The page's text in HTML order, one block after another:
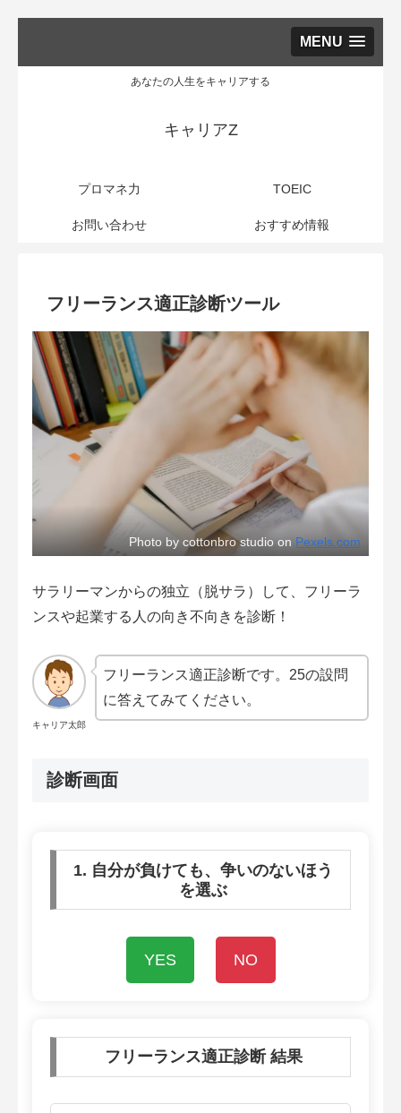
MENU
あなたの人生をキャリアする
キャリアZ
プロマネ力 TOEIC
お問い合わせ おすすめ情報
フリーランス適正診断ツール
Photo by cottonbro studio on Pexels.com
サラリーマンからの独立（脱サラ）して、フリーラ
ンスや起業する人の向き不向きを診断！
キャリア太郎
フリーランス適正診断です。25の設問
に答えてみてください。
診断画面
1. 自分が負けても、争いのないほう
を選ぶ
YES NO
フリーランス適正診断 結果